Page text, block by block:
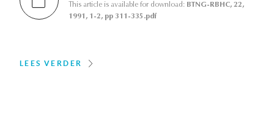
This article is available for download: BTNG-RBHC, 22,
1991, 1-2, pp 311-335.pdf
LEES VERDER